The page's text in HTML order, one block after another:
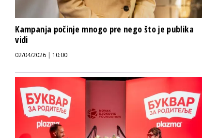
Kampanja počinje mnogo pre nego što je publika
vidi
02/04/2026 | 10:00